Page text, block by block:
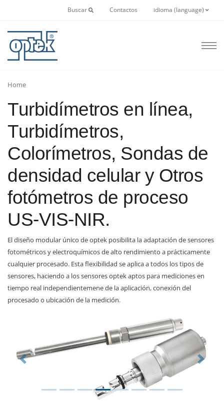
Buscar Contactos idioma (language)
Home
Turbidímetros en línea,
Turbidímetros,
Colorímetros, Sondas de
densidad celular y Otros
fotómetros de proceso
US-VIS-NIR.
El diseño modular único de optek posibilita la adaptación de sensores
fotométricos y electroquímicos de alto rendimiento a prácticamente
cualquier procesado. Esta flexibilidad se aplica a todos los tipos de
sensores, haciendo a los sensores optek aptos para mediciones en
tiempo real independientemene de la aplicación, conexión del
procesado o ubicación de la medición.
Previous Next